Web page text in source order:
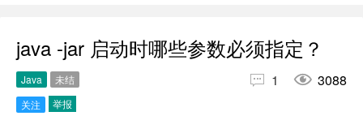
java -jar 启动时哪些参数必须指定？
Java
未结
关注
举报
 1  3088